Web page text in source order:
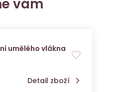
vám
umělého vlákna
Detail zboží